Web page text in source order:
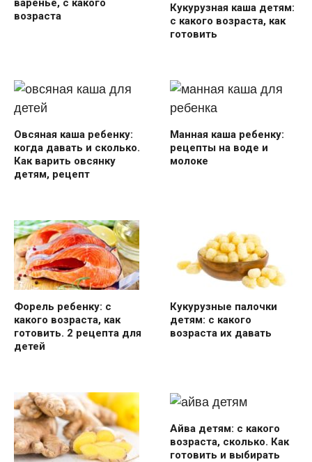
варенье, с какого
возраста
Кукурузная каша детям:
с какого возраста, как
готовить
Овсяная каша ребенку:
когда давать и сколько.
Как варить овсянку
детям, рецепт
Манная каша ребенку:
рецепты на воде и
молоке
Форель ребенку: с
какого возраста, как
готовить. 2 рецепта для
детей
Кукурузные палочки
детям: с какого
возраста их давать
Айва детям: с какого
возраста, сколько. Как
готовить и выбирать